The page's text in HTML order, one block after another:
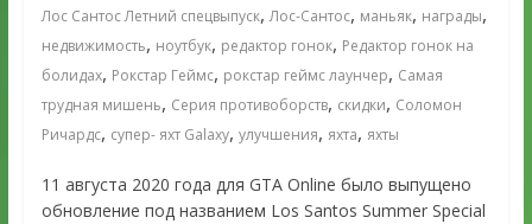
Лос Сантос Летний спецвыпуск,Лос-Сантос, маньяк, награды,
недвижимость, ноутбук, редактор гонок, Редактор гонок на
болидах, Рокстар Геймс, рокстар геймс лаунчер, Самая
трудная мишень, Серия противоборств, скидки, Соломон
Ричардс, супер- яхт Galaxy, улучшения, яхта, яхты
11 августа 2020 года для GTA Online было выпущено
обновление под названием Los Santos Summer Special